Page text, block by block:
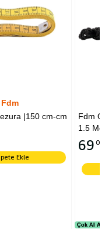
Fdm Otomatik Askılı Mezura |
1.5 Metre | Askı İpli
Sepete Ekle